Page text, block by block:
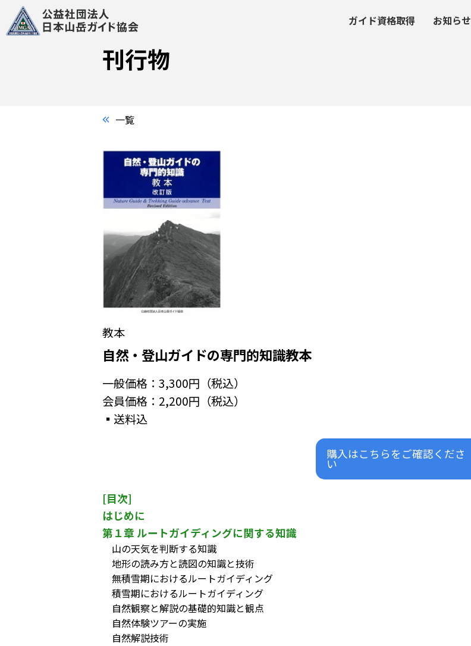
ガイド資格取得 お知らせ
刊行物
一覧
教本
自然・登山ガイドの専門的知識教本
一般価格：3,300円（税込）
会員価格：2,200円（税込）
▪️送料込
購入はこちらをご確認くださ
い
[目次]
はじめに
第１章 ルートガイディングに関する知識
山の天気を判断する知識
地形の読み方と読図の知識と技術
無積雪期におけるルートガイディング
積雪期におけるルートガイディング
自然観察と解説の基礎的知識と観点
自然体験ツアーの実施
自然解説技術